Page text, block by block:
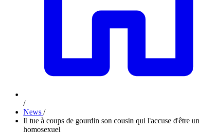
/
News /
Il tue à coups de gourdin son cousin qui l'accuse d'être un
homosexuel